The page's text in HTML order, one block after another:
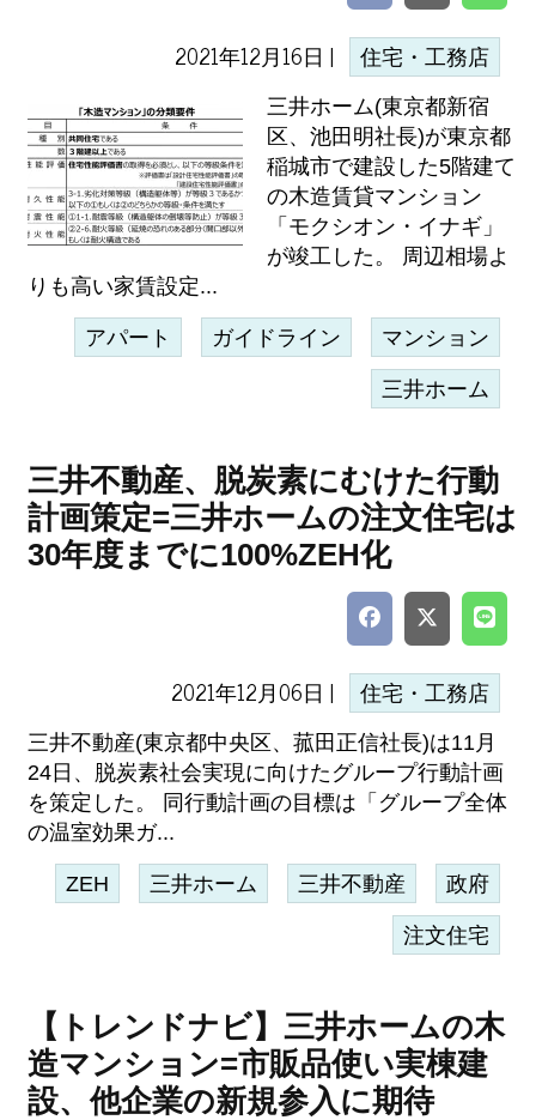
2021年12月16日 | 住宅・工務店
三井ホーム(東京都新宿
区、池田明社長)が東京都
稲城市で建設した5階建て
の木造賃貸マンション
「モクシオン・イナギ」
が竣工した。 周辺相場よ
りも高い家賃設定...
アパート ガイドライン マンション
三井ホーム
三井不動産、脱炭素にむけた行動
計画策定=三井ホームの注文住宅は
30年度までに100%ZEH化
2021年12月06日 | 住宅・工務店
三井不動産(東京都中央区、菰田正信社長)は11月
24日、脱炭素社会実現に向けたグループ行動計画
を策定した。 同行動計画の目標は「グループ全体
の温室効果ガ...
ZEH 三井ホーム 三井不動産 政府
注文住宅
【トレンドナビ】三井ホームの木
造マンション=市販品使い実棟建
設、他企業の新規参入に期待